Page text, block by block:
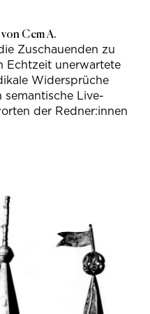
Cem A.
Zuschauenden zu
Echtzeit unerwartete
Widersprüche
Live-
der Redner:innen